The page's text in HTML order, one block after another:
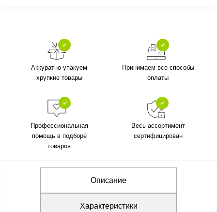
Аккуратно упакуем
хрупкие товары
Принимаем все способы
оплаты
Профессиональная
помощь в подборе
товаров
Весь ассортимент
сертифицирован
Описание
Характеристики